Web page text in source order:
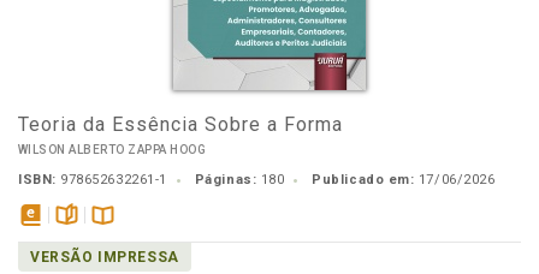
Teoria da Essência Sobre a Forma
WILSON ALBERTO ZAPPA HOOG
ISBN: 978652632261-1 Páginas: 180 Publicado em: 17/06/2026
disponível
em
páginasDisponível
na
VERSÃO IMPRESSA